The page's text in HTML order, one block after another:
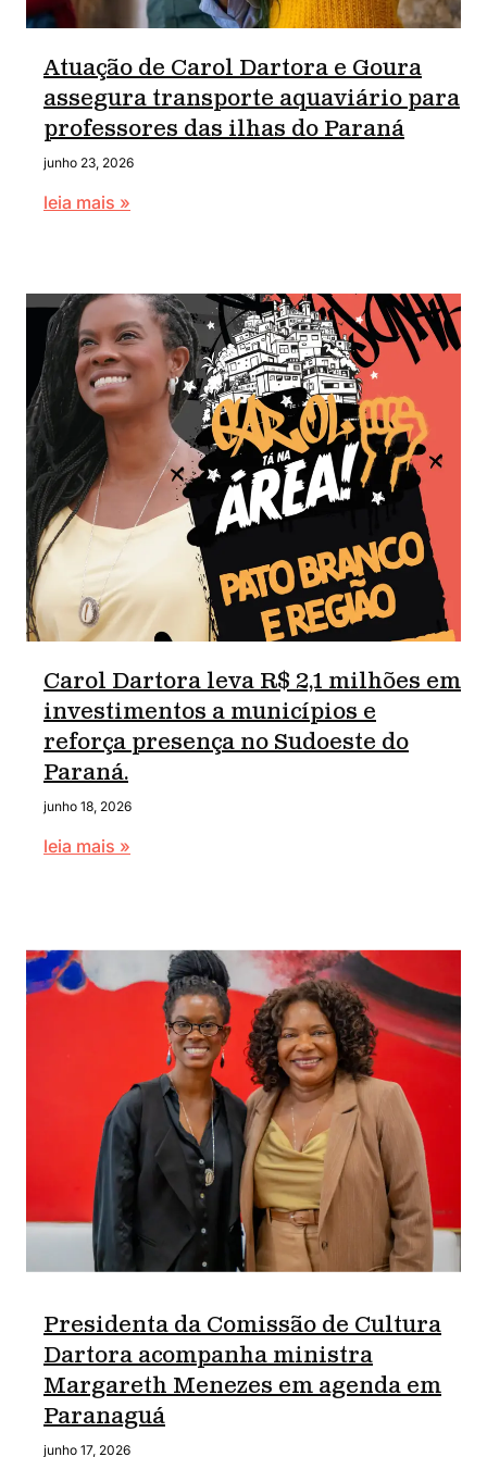
Atuação de Carol Dartora e Goura
assegura transporte aquaviário para
professores das ilhas do Paraná
junho 23, 2026
leia mais »
Carol Dartora leva R$ 2,1 milhões em
investimentos a municípios e
reforça presença no Sudoeste do
Paraná.
junho 18, 2026
leia mais »
Presidenta da Comissão de Cultura
Dartora acompanha ministra
Margareth Menezes em agenda em
Paranaguá
junho 17, 2026